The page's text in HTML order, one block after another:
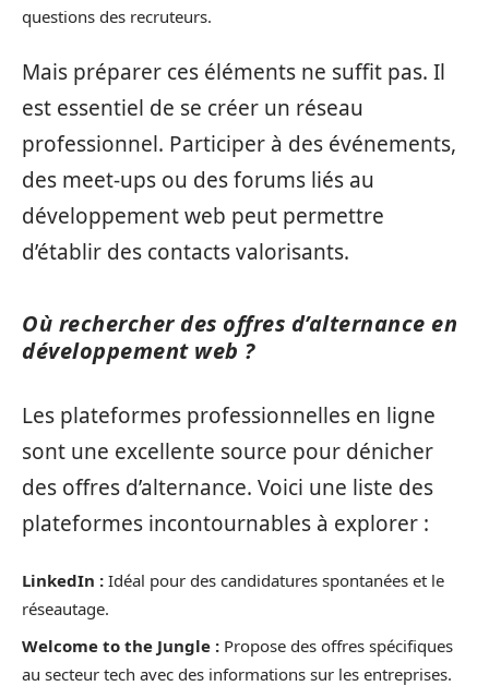
questions des recruteurs.
Mais préparer ces éléments ne suffit pas. Il
est essentiel de se créer un réseau
professionnel. Participer à des événements,
des meet-ups ou des forums liés au
développement web peut permettre
d’établir des contacts valorisants.
Où rechercher des offres d’alternance en
développement web ?
Les plateformes professionnelles en ligne
sont une excellente source pour dénicher
des offres d’alternance. Voici une liste des
plateformes incontournables à explorer :
LinkedIn : Idéal pour des candidatures spontanées et le
réseautage.
Welcome to the Jungle : Propose des offres spécifiques
au secteur tech avec des informations sur les entreprises.